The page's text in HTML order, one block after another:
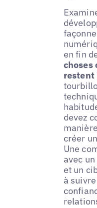
en fin
choses
restent
devez
créer
Une
avec
et un
à